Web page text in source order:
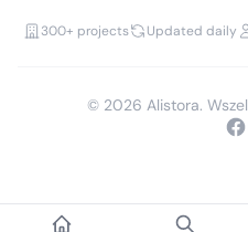
300+ projects Updated daily
© 2026 Alistora.